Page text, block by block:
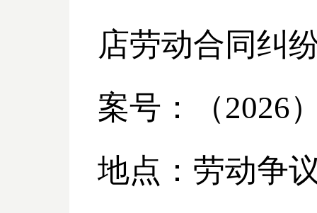
店劳动合同纠
案号：（2026
地点：劳动争